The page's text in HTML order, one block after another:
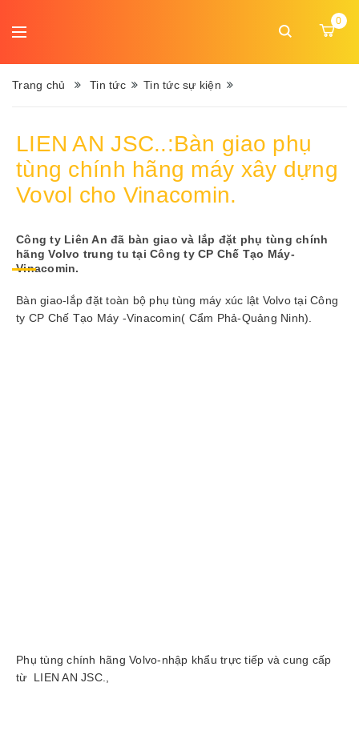
MỤC
ngữ:
chủ
Giới
thiệu
Sản
phẩm
Dịch
vụ
0
Trang chủ Tin tức Tin tức sự kiện
LIEN AN JSC..:Bàn giao phụ
tùng chính hãng máy xây dựng
Vovol cho Vinacomin.
Công ty Liên An đã bàn giao và lắp đặt phụ tùng chính
hãng Volvo trung tu tại Công ty CP Chế Tạo Máy-
Vinacomin.
Bàn giao-lắp đặt toàn bộ phụ tùng máy xúc lật Volvo tại Công
ty CP Chế Tạo Máy -Vinacomin( Cẩm Phả-Quảng Ninh).
Phụ tùng chính hãng Volvo-nhập khẩu trực tiếp và cung cấp
từ LIEN AN JSC.,